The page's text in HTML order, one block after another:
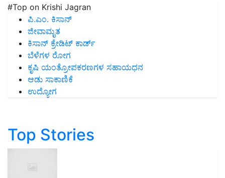
#Top on Krishi Jagran
ಪಿ.ಎಂ. ಕಿಸಾನ್
ಜೀವಾಮೃತ
ಕಿಸಾನ್ ಕ್ರೇಡಿಟ್ ಕಾರ್ಡ್
ಬೆಳೆಗಳ ರೋಗ
ಕೃಷಿ ಯಂತ್ರೋಪಕರಣಗಳ ಸಹಾಯಧನ
ಆಡು ಸಾಕಾಣಿಕೆ
ಉದ್ಯೋಗ
Top Stories